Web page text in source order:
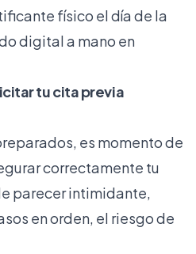
físico el día de la
digital a mano en
tu cita previa
es momento de
correctamente tu
parecer intimidante,
en orden, el riesgo de